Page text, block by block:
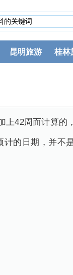
昆明旅游 桂林
42周而计算
的日期，并不